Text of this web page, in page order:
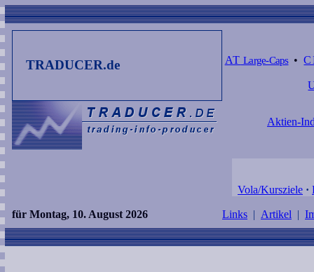
TRADUCER.de AT Large-Caps•
Aktien-
Vola/Kursziele ·
für Montag, 10. August 2026 Links | Artikel |